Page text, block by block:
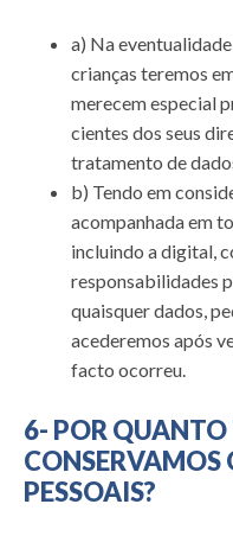
a) Na
crianças teremos
merecem especial
cientes dos seus
tratamento de
b) Tendo em
acompanhada em
incluindo a digital,
responsabilidades
quaisquer dados,
acederemos após
facto ocorreu.
6- POR
CONSERVAMOS
PESSOAIS?